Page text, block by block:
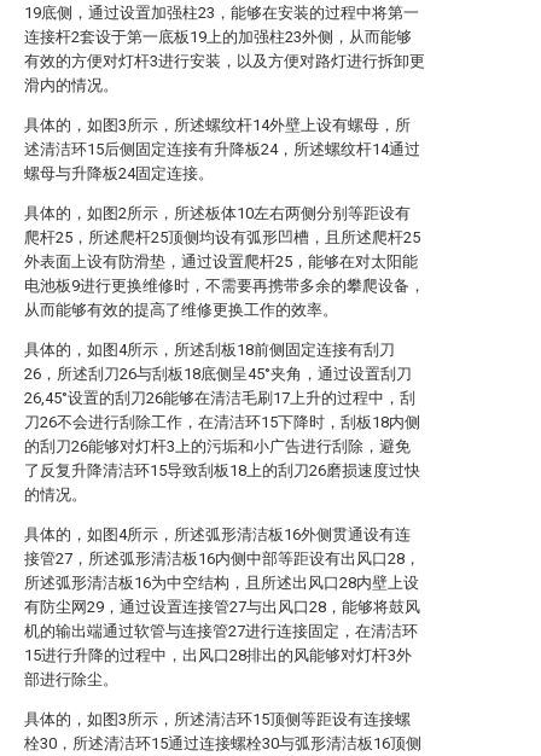
19底侧，通过设置加强柱23，能够在安装的过程中将第一
连接杆2套设于第一底板19上的加强柱23外侧，从而能够
有效的方便对灯杆3进行安装，以及方便对路灯进行拆卸更
滑内的情况。
具体的，如图3所示，所述螺纹杆14外壁上设有螺母，所
述清洁环15后侧固定连接有升降板24，所述螺纹杆14通过
螺母与升降板24固定连接。
具体的，如图2所示，所述板体10左右两侧分别等距设有
爬杆25，所述爬杆25顶侧均设有弧形凹槽，且所述爬杆25
外表面上设有防滑垫，通过设置爬杆25，能够在对太阳能
电池板9进行更换维修时，不需要再携带多余的攀爬设备，
从而能够有效的提高了维修更换工作的效率。
具体的，如图4所示，所述刮板18前侧固定连接有刮刀
26，所述刮刀26与刮板18底侧呈45°夹角，通过设置刮刀
26,45°设置的刮刀26能够在清洁毛刷17上升的过程中，刮
刀26不会进行刮除工作，在清洁环15下降时，刮板18内侧
的刮刀26能够对灯杆3上的污垢和小广告进行刮除，避免
了反复升降清洁环15导致刮板18上的刮刀26磨损速度过快
的情况。
具体的，如图4所示，所述弧形清洁板16外侧贯通设有连
接管27，所述弧形清洁板16内侧中部等距设有出风口28，
所述弧形清洁板16为中空结构，且所述出风口28内壁上设
有防尘网29，通过设置连接管27与出风口28，能够将鼓风
机的输出端通过软管与连接管27进行连接固定，在清洁环
15进行升降的过程中，出风口28排出的风能够对灯杆3外
部进行除尘。
具体的，如图3所示，所述清洁环15顶侧等距设有连接螺
栓30，所述清洁环15通过连接螺栓30与弧形清洁板16顶侧